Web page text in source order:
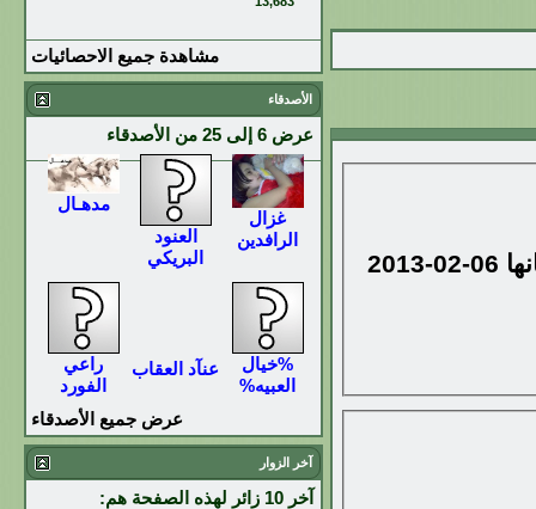
مشاهدة جميع الاحصائيات
الأصدقاء
عرض 6 إلى 25 من الأصدقاء
غزال
الرافدين
العنود
البريكي
مدهـال
%خيال
العبيه%
عنآد العقاب
راعي
الفورد
عرض جميع الأصدقاء
آخر الزوار
آخر 10 زائر لهذه الصفحة هم: